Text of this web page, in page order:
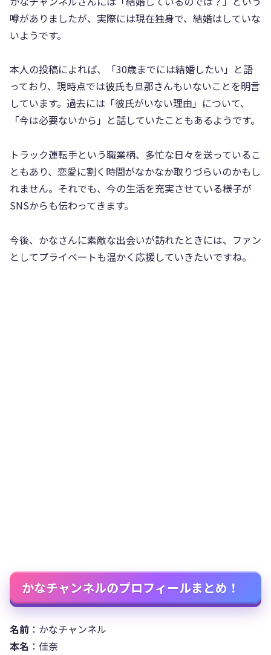
噂がありましたが、実際には現在独身で、結婚はしていな
いようです。
本人の投稿によれば、「30歳までには結婚したい」と語
っており、現時点では彼氏も旦那さんもいないことを明言
しています。過去には「彼氏がいない理由」について、
「今は必要ないから」と話していたこともあるようです。
トラック運転手という職業柄、多忙な日々を送っているこ
ともあり、恋愛に割く時間がなかなか取りづらいのかもし
れません。それでも、今の生活を充実させている様子が
SNSからも伝わってきます。
今後、かなさんに素敵な出会いが訪れたときには、ファン
としてプライベートも温かく応援していきたいですね。
かなチャンネルのプロフィールまとめ！
名前 ：かなチャンネル
本名 ：佳奈